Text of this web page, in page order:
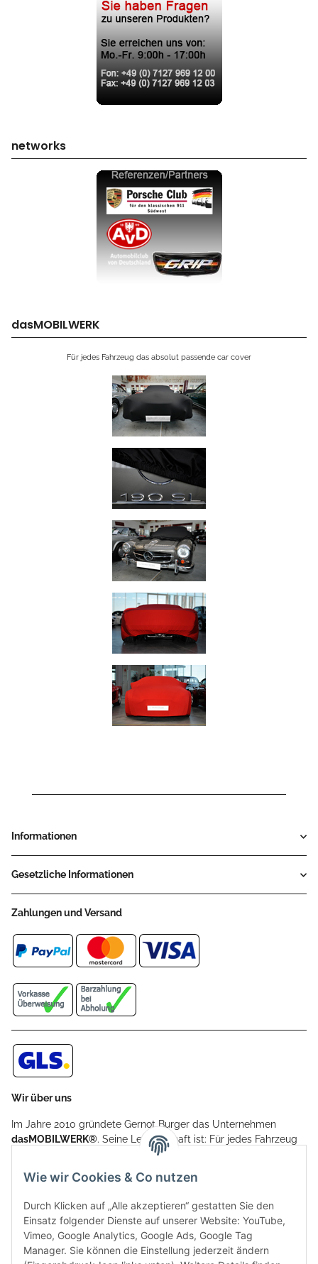
networks
dasMOBILWERK
Für jedes Fahrzeug das absolut passende car cover
Informationen
Gesetzliche Informationen
Zahlungen und Versand
Wir über uns
Im Jahre 2010 gründete Gernot Burger das Unternehmen
dasMOBILWERK®. Seine Leidenschaft ist: Für jedes Fahrzeug
ein Car Cover anzubieten - passgenau und individuell.
Aufgrund der vielen positiven Kundenrückmeldungen kamen
weitere Produkte, wie Reifenschuhe, Hardtopständer hinzu.
Seine Reifenschoner werden in Deutschland produziert und
sind mit hochwertigen Techniken und Materialien gefertigt.
dasMOBILWERK® ist seit der Gründung ein
Familienunternehmen, welches sich seit 2010 auf
Wie wir Cookies & Co nutzen
Durch Klicken auf „Alle akzeptieren“ gestatten Sie den
Einsatz folgender Dienste auf unserer Website: YouTube,
Vimeo, Google Analytics, Google Ads, Google Tag
Manager. Sie können die Einstellung jederzeit ändern